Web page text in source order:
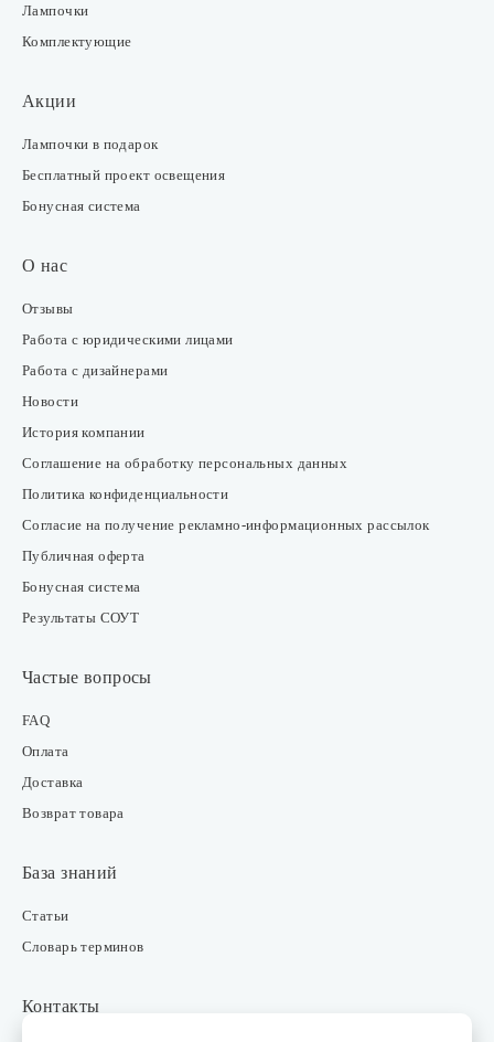
Лампочки
Комплектующие
Акции
Лампочки в подарок
Бесплатный проект освещения
Бонусная система
О нас
Отзывы
Работа с юридическими лицами
Работа с дизайнерами
Новости
История компании
Соглашение на обработку персональных данных
Политика конфиденциальности
Согласие на получение рекламно-информационных рассылок
Публичная оферта
Бонусная система
Результаты СОУТ
Частые вопросы
FAQ
Оплата
Доставка
Возврат товара
База знаний
Статьи
Словарь терминов
Контакты